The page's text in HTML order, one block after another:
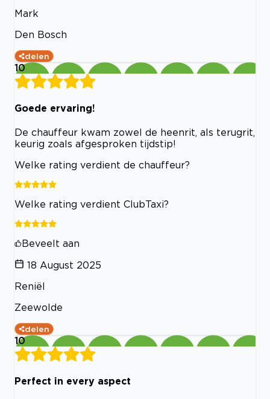
Mark
Den Bosch
delen
10
Goede ervaring!
De chauffeur kwam zowel de heenrit, als terugrit,
keurig zoals afgesproken tijdstip!
Welke rating verdient de chauffeur?
Welke rating verdient ClubTaxi?
Beveelt aan
18 August 2025
Reniël
Zeewolde
delen
10
Perfect in every aspect